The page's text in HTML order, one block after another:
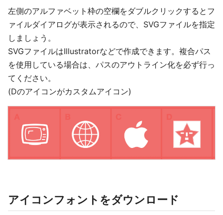
左側のアルファベット枠の空欄をダブルクリックするとフ
ァイルダイアログが表示されるので、SVGファイルを指定
しましょう。
SVGファイルはIllustratorなどで作成できます。複合パス
を使用している場合は、パスのアウトライン化を必ず行っ
てください。
(Dのアイコンがカスタムアイコン)
アイコンフォントをダウンロード